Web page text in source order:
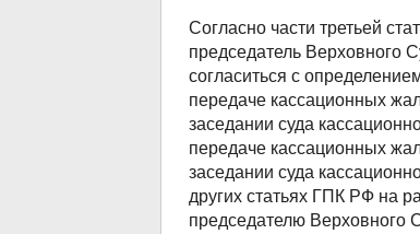
Согласно части третьей
председатель Верховного
согласиться с
передаче кассационных
заседании суда
передаче кассационных
заседании суда
других статьях ГПК РФ на
председателю Верховного